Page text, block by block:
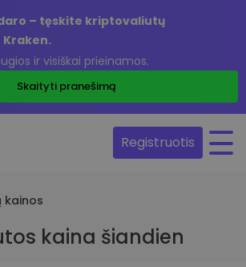
– tęskite kriptovaliutų
ir visiškai prieinamos.
Skaityti pranešimą
Registruotis
kainos
kaina šiandien